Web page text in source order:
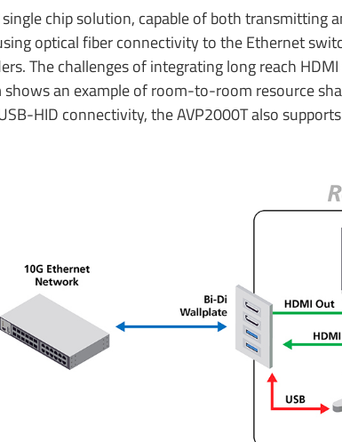
chip solution, capable of both transmitting
optical fiber connectivity to the Ethernet
The challenges of integrating long reach
an example of room-to-room resource
HID connectivity, the AVP2000T also